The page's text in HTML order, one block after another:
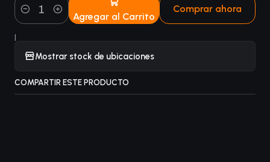
Cantidad Agregar al Carrito
Comprar ahora
|
Mostrar stock de ubicaciones
COMPARTIR ESTE PRODUCTO